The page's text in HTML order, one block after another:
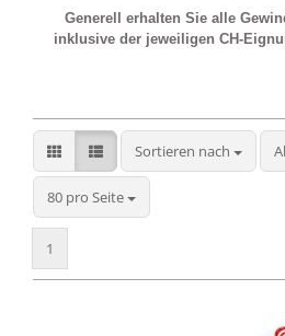
Generell erhalten Sie alle
inklusive der jeweiligen CH-
Sortieren nach
Sortieren nach
80 pro Seite
pro Seite
1